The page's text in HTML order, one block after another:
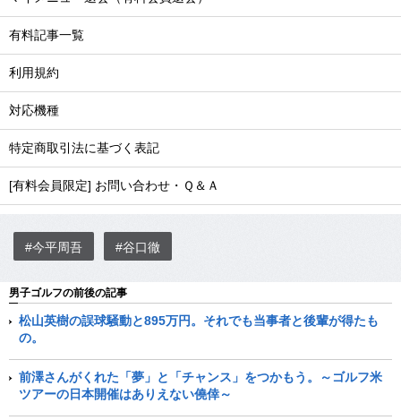
有料記事一覧
利用規約
対応機種
特定商取引法に基づく表記
[有料会員限定] お問い合わせ・Ｑ＆Ａ
#今平周吾 #谷口徹
男子ゴルフの前後の記事
松山英樹の誤球騒動と895万円。それでも当事者と後輩が得たも
の。
前澤さんがくれた「夢」と「チャンス」をつかもう。～ゴルフ米
ツアーの日本開催はありえない僥倖～